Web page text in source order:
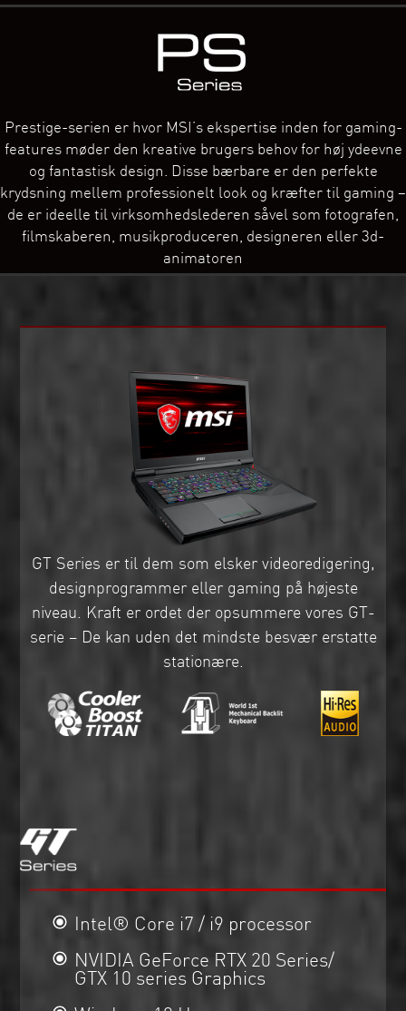
Prestige-serien er hvor MSI’s ekspertise inden for gaming-
features møder den kreative brugers behov for høj ydeevne
og fantastisk design. Disse bærbare er den perfekte
krydsning mellem professionelt look og kræfter til gaming –
de er ideelle til virksomhedslederen såvel som fotografen,
filmskaberen, musikproduceren, designeren eller 3d-
animatoren
GT Series er til dem som elsker videoredigering,
designprogrammer eller gaming på højeste
niveau. Kraft er ordet der opsummere vores GT-
serie – De kan uden det mindste besvær erstatte
stationære.
Intel® Core i7 / i9 processor
NVIDIA GeForce RTX 20 Series/
GTX 10 series Graphics